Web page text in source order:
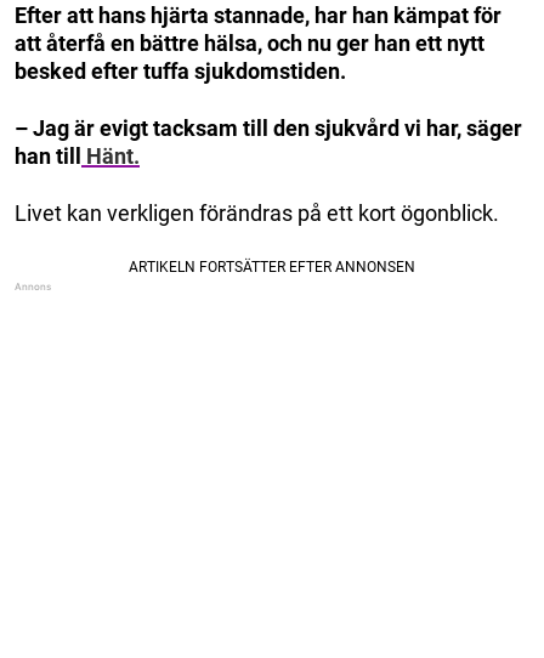
Efter att hans hjärta stannade, har han kämpat för
att återfå en bättre hälsa, och nu ger han ett nytt
besked efter tuffa sjukdomstiden.
– Jag är evigt tacksam till den sjukvård vi har, säger
han till Hänt.
Livet kan verkligen förändras på ett kort ögonblick.